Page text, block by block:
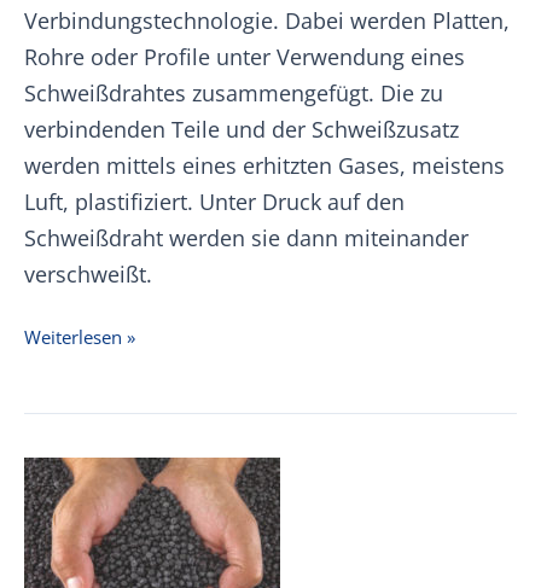
Verbindungstechnologie. Dabei werden Platten,
Rohre oder Profile unter Verwendung eines
Schweißdrahtes zusammengefügt. Die zu
verbindenden Teile und der Schweißzusatz
werden mittels eines erhitzten Gases, meistens
Luft, plastifiziert. Unter Druck auf den
Schweißdraht werden sie dann miteinander
verschweißt.
Warmgasschweißen
Weiterlesen »